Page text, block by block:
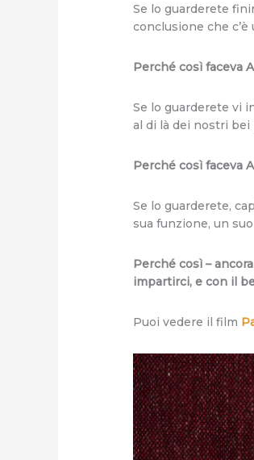
Se lo guarderete
conclusione che
Perché così faceva
Se lo guarderete vi
al di là dei nostri
Perché così faceva
Se lo guarderete,
sua funzione, un
Perché così –
impartirci, e con il
Puoi vedere il film